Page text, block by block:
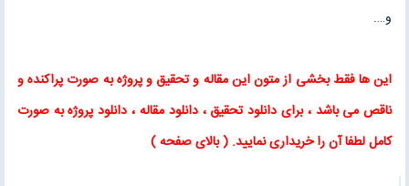
و….
این ها فقط بخشی از متون اینمقاله وتحقیق و پروژه به صورت پراکنده و
ناقص می باشد ، برای دانلود تحقیق ،دانلود مقاله ، دانلود پروژه به صورت
کامل لطفا آن را خریداری نمایید. (بالای صفحه)